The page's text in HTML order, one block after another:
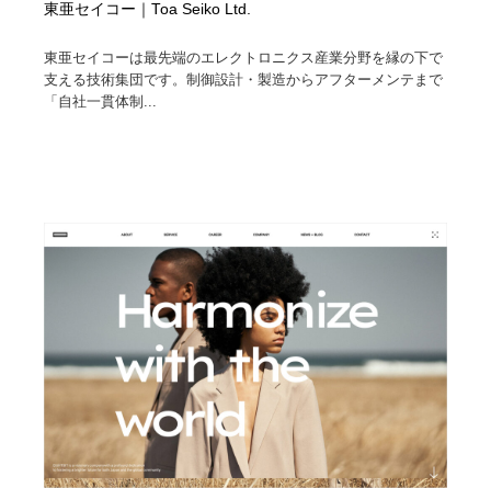
東亜セイコー｜Toa Seiko Ltd.
東亜セイコーは最先端のエレクトロニクス産業分野を縁の下で
支える技術集団です。制御設計・製造からアフターメンテまで
「自社一貫体制...